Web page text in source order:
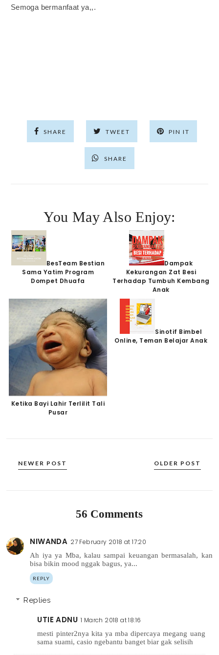
Semoga bermanfaat ya,,.
SHARE TWEET PIN IT
SHARE
You May Also Enjoy:
BesTeam Bestian
Sama Yatim Program
Dompet Dhuafa
Dampak
Kekurangan Zat Besi
Terhadap Tumbuh Kembang
Anak
Ketika Bayi Lahir Terlilit Tali
Pusar
Sinotif Bimbel
Online, Teman Belajar Anak
NEWER POST OLDER POST
56 Comments
NIWANDA 27 February 2018 at 17:20
Ah iya ya Mba, kalau sampai keuangan bermasalah, kan
bisa bikin mood nggak bagus, ya...
REPLY
Replies
UTIE ADNU 1 March 2018 at 18:16
mesti pinter2nya kita ya mba dipercaya megang uang
sama suami, casio ngebantu banget biar gak selisih